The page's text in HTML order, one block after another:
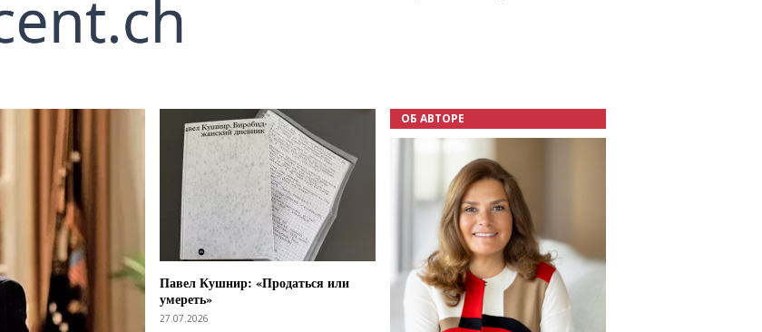
Павел Кушнир: «Продаться или
умереть»
27.07.2026
ОБ АВТОРЕ